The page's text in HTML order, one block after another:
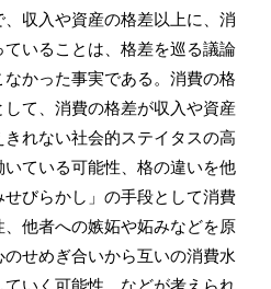
収入や資産の格差以上に、消
いることは、格差を巡る議論
かった事実である。消費の格
て、消費の格差が収入や資産
れない社会的ステイタスの高
ている可能性、格の違いを他
びらかし」の手段として消費
他者への嫉妬や妬みなどを原
せめぎ合いから互いの消費水
いく可能性、などが考えられ